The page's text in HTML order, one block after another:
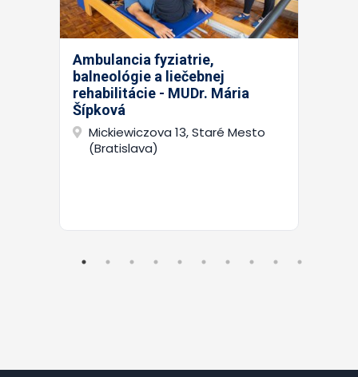
Ambulancia fyziatrie,
balneológie a liečebnej
rehabilitácie - MUDr. Mária
Šípková
Mickiewiczova 13, Staré Mesto
(Bratislava)